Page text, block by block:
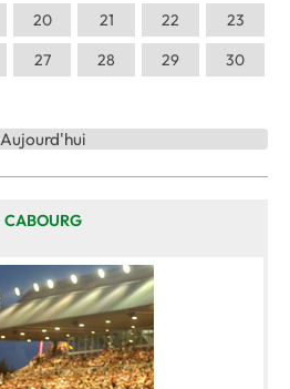
20 21 22
23
27 28 29
30
Aujourd'hui
CABOURG